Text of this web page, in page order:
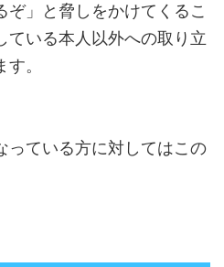
ぞ」と脅しをかけてくるこ
ている本人以外への取り立
。
っている方に対してはこの